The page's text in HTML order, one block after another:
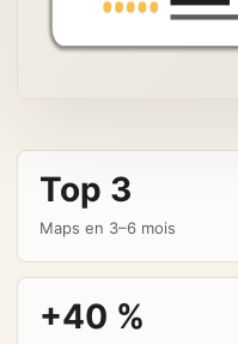
Top 3
Maps en 3–6 mois
+40 %